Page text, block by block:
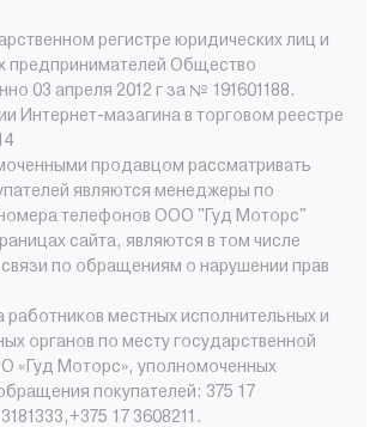
регистре юридических лиц и
предпринимателей Общество
03 апреля 2012 г за № 191601188.
Интернет-мазагина в торговом реестре
продавцом рассматривать
являются менеджеры по
телефонов ООО "Гуд Моторс"
сайта, являются в том числе
по обращениям о нарушении прав
местных исполнительных и
органов по месту государственной
«Гуд Моторс», уполномоченных
покупателей: 375 17
17 3608211.